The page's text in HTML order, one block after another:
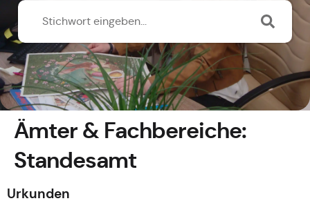
Ämter & Fachbereiche:
Standesamt
Urkunden